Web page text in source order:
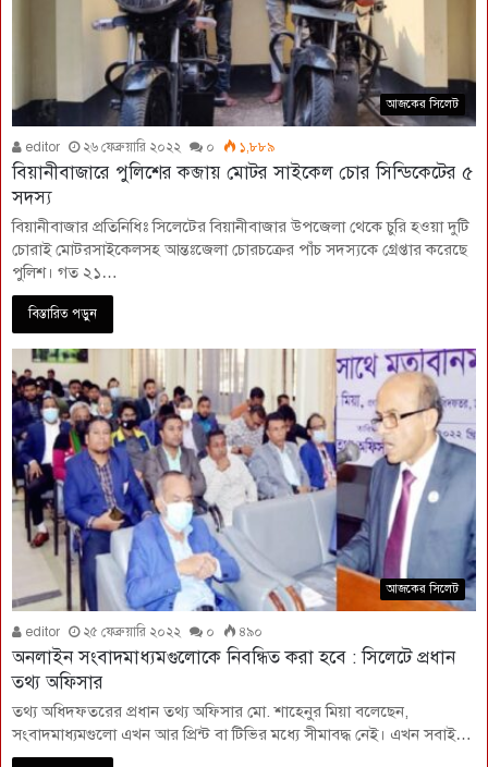
আজকের সিলেট
editor ২৬ ফেব্রুয়ারি ২০২২ ০ ১,৮৮৯
বিয়ানীবাজারে পুলিশের কব্জায় মোটর সাইকেল চোর সিন্ডিকেটের ৫
সদস্য
বিয়ানীবাজার প্রতিনিধিঃ সিলেটের বিয়ানীবাজার উপজেলা থেকে চুরি হওয়া দুটি
চোরাই মোটরসাইকেলসহ আন্তঃজেলা চোরচক্রের পাঁচ সদস্যকে গ্রেপ্তার করেছে
পুলিশ। গত ২১…
বিস্তারিত পড়ুন
আজকের সিলেট
editor ২৫ ফেব্রুয়ারি ২০২২ ০ ৪৯০
অনলাইন সংবাদমাধ্যমগুলোকে নিবন্ধিত করা হবে : সিলেটে প্রধান
তথ্য অফিসার
তথ্য অধিদফতরের প্রধান তথ্য অফিসার মো. শাহেনুর মিয়া বলেছেন,
সংবাদমাধ্যমগুলো এখন আর প্রিন্ট বা টিভির মধ্যে সীমাবদ্ধ নেই। এখন সবাই…